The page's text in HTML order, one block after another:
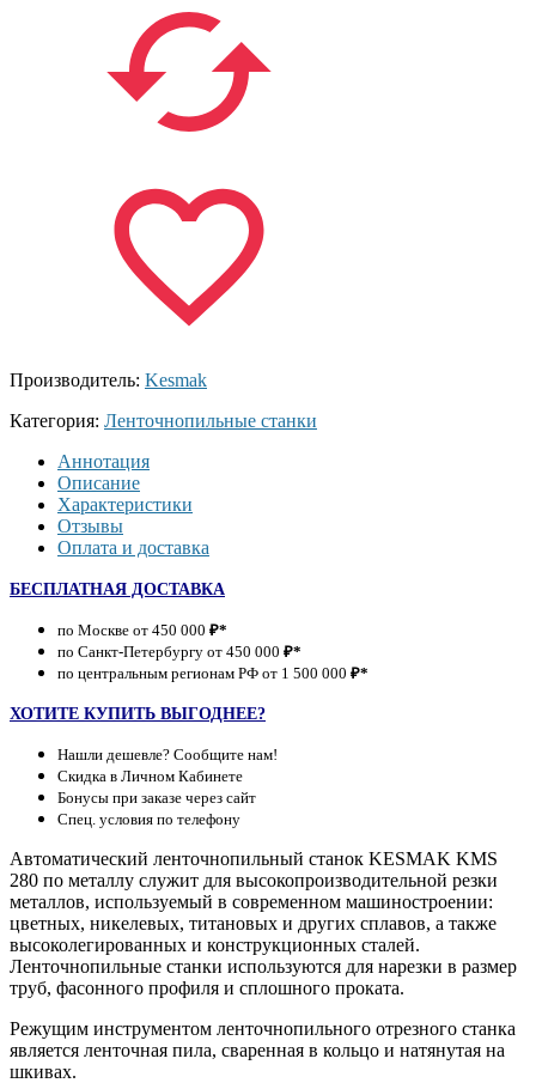
Производитель: Kesmak
Категория: Ленточнопильные станки
Аннотация
Описание
Характеристики
Отзывы
Оплата и доставка
БЕСПЛАТНАЯ ДОСТАВКА
по Москве от 450 000 ₽*
по Санкт-Петербургу от 450 000 ₽*
по центральным регионам РФ от 1 500 000 ₽*
ХОТИТЕ КУПИТЬ ВЫГОДНЕЕ?
Нашли дешевле? Сообщите нам!
Скидка в Личном Кабинете
Бонусы при заказе через сайт
Спец. условия по телефону
Автоматический ленточнопильный станок KESMAK KMS
280 по металлу служит для высокопроизводительной резки
металлов, используемый в современном машиностроении:
цветных, никелевых, титановых и других сплавов, а также
высоколегированных и конструкционных сталей.
Ленточнопильные станки используются для нарезки в размер
труб, фасонного профиля и сплошного проката.
Режущим инструментом ленточнопильного отрезного станка
является ленточная пила, сваренная в кольцо и натянутая на
шкивах.